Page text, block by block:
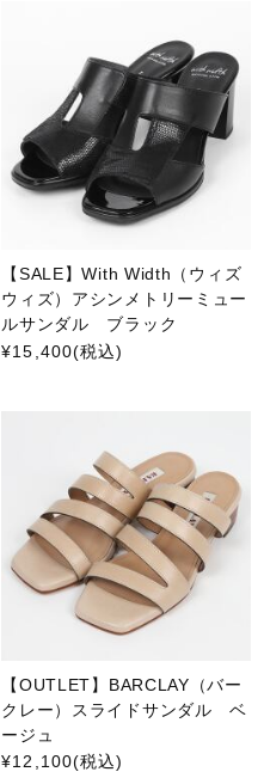
【SALE】With Width（ウィズ
ウィズ）アシンメトリーミュー
ルサンダル ブラック
¥15,400(税込)
【OUTLET】BARCLAY（バー
クレー）スライドサンダル ベ
ージュ
¥12,100(税込)